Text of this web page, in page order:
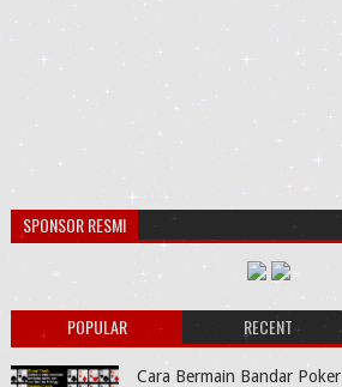
SPONSOR RESMI
POPULAR RECENT
Cara Bermain Bandar Poker